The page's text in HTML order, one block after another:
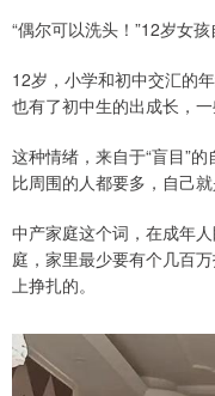
“偶尔可以洗头！”12岁女
12岁，小学和初中交汇的
也有了初中生的出成长，
这种情绪，来自于“盲目”
比周围的人都要多，自己就
中产家庭这个词，在成年
庭，家里最少要有个几百
上挣扎的。